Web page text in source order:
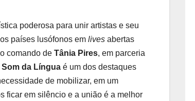
poderosa para unir artistas e seu
países lusófonos em lives abertas
comando de Tânia Pires, em parceria
Som da Língua é um dos destaques
de mobilizar, em um
ficar em silêncio e a união é a melhor